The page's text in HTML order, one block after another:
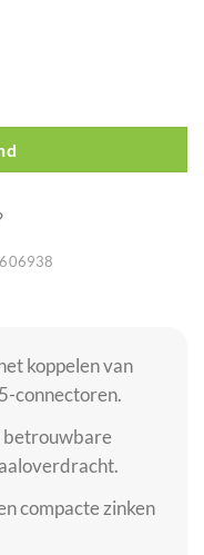
IP65 aantal
koppelen van
connectoren.
betrouwbare
compacte zinken